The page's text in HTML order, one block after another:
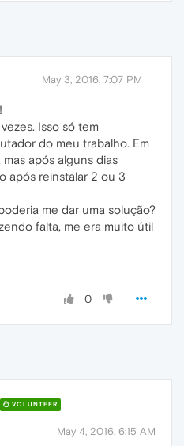
May 3, 2016, 7:07 PM
Isso só tem
do meu trabalho. Em
após alguns dias
após reinstalar 2 ou 3
me dar uma solução?
falta, me era muito útil
0
VOLUNTEER
May 4, 2016, 6:15 AM